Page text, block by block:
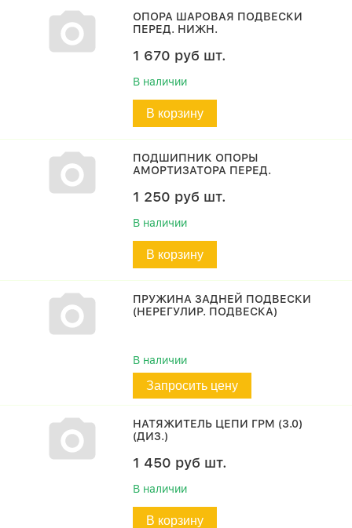
ОПОРА ШАРОВАЯ ПОДВЕСКИ
ПЕРЕД. НИЖН.
1 670 руб шт.
В наличии
В корзину
ПОДШИПНИК ОПОРЫ
АМОРТИЗАТОРА ПЕРЕД.
1 250 руб шт.
В наличии
В корзину
ПРУЖИНА ЗАДНЕЙ ПОДВЕСКИ
(НЕРЕГУЛИР. ПОДВЕСКА)
В наличии
Запросить цену
НАТЯЖИТЕЛЬ ЦЕПИ ГРМ (3.0)
(ДИЗ.)
1 450 руб шт.
В наличии
В корзину